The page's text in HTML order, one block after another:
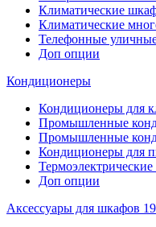
Климатические
Климатические
Телефонные
Доп опции
Кондиционеры
Кондиционеры для
Промышленные
Промышленные
Кондиционеры для
Доп опции
Аксессуары для шкафов 19